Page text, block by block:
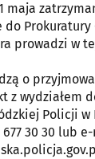
maja
do Prokuratury
prowadzi w
o
z wydziałem
Policji
30 30 lub